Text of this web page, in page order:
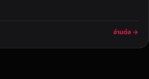
อ่านต่อ →